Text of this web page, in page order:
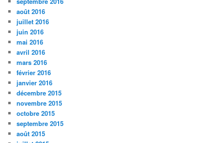
août 2016
juillet 2016
juin 2016
mai 2016
avril 2016
mars 2016
février 2016
janvier 2016
décembre 2015
novembre 2015
octobre 2015
septembre 2015
août 2015